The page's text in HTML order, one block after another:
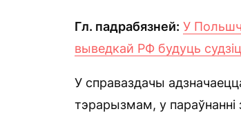
Гл. падрабязней: У
выведкай РФ будуць
У справаздачы
тэрарызмам, у